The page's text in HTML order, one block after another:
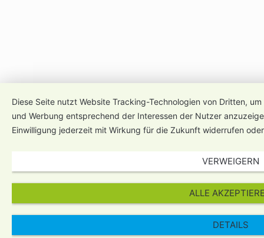
Diese Seite nutzt Website Tracking-Technologien von Dritten,
und Werbung entsprechend der Interessen der Nutzer
Einwilligung jederzeit mit Wirkung für die Zukunft widerrufen
VERWEIGERN
ALLE
DETAILS